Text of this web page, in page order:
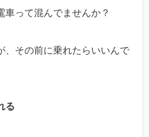
車って混んでませんか？
、その前に乗れたらいいんで
る